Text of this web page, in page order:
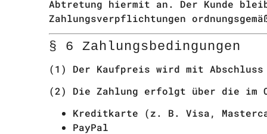
Abtretung hiermit an. Der Kunde
Zahlungsverpflichtungen ordnungsgemäß
§ 6 Zahlungsbedingungen
(1) Der Kaufpreis wird mit
(2) Die Zahlung erfolgt über die im
Kreditkarte (z. B. Visa,
PayPal